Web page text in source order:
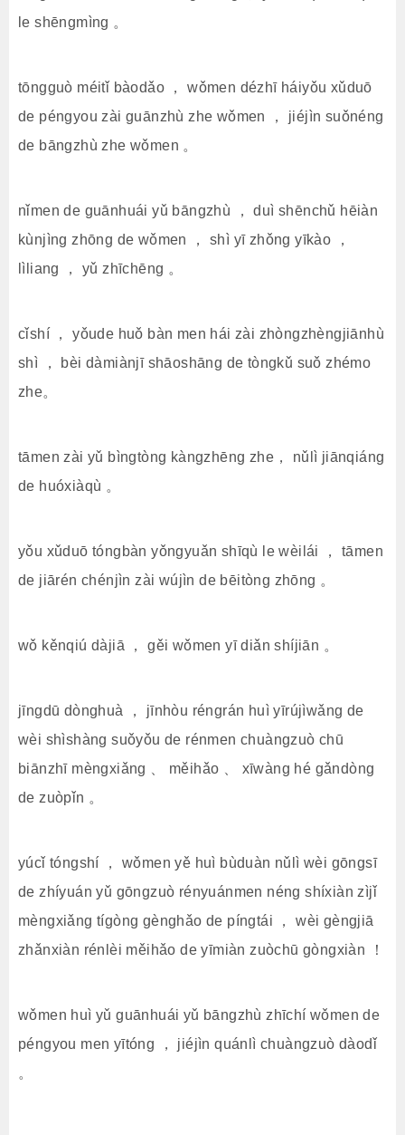
le shēngmìng 。
tōngguò méitǐ bàodǎo ， wǒmen dézhī háiyǒu xǔduō
de péngyou zài guānzhù zhe wǒmen ， jiéjìn suǒnéng
de bāngzhù zhe wǒmen 。
nǐmen de guānhuái yǔ bāngzhù ， duì shēnchǔ hēiàn
kùnjìng zhōng de wǒmen ， shì yī zhǒng yīkào ，
lìliang ， yǔ zhīchēng 。
cǐshí ， yǒude huǒ bàn men hái zài zhòngzhèngjiānhù
shì ， bèi dàmiànjī shāoshāng de tòngkǔ suǒ zhémo
zhe。
tāmen zài yǔ bìngtòng kàngzhēng zhe， nǔlì jiānqiáng
de huóxiàqù 。
yǒu xǔduō tóngbàn yǒngyuǎn shīqù le wèilái ， tāmen
de jiārén chénjìn zài wújìn de bēitòng zhōng 。
wǒ kěnqiú dàjiā ， gěi wǒmen yī diǎn shíjiān 。
jīngdū dònghuà ， jīnhòu réngrán huì yīrújìwǎng de
wèi shìshàng suǒyǒu de rénmen chuàngzuò chū
biānzhī mèngxiǎng 、 měihǎo 、 xīwàng hé gǎndòng
de zuòpǐn 。
yúcǐ tóngshí ， wǒmen yě huì bùduàn nǔlì wèi gōngsī
de zhíyuán yǔ gōngzuò rényuánmen néng shíxiàn zìjǐ
mèngxiǎng tígòng gènghǎo de píngtái ， wèi gèngjiā
zhǎnxiàn rénlèi měihǎo de yīmiàn zuòchū gòngxiàn ！
wǒmen huì yǔ guānhuái yǔ bāngzhù zhīchí wǒmen de
péngyou men yītóng ， jiéjìn quánlì chuàngzuò dàodǐ
。